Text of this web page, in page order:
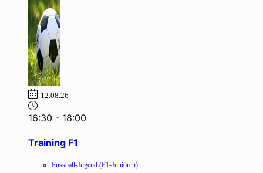
12.08.26
16:30 - 18:00
Training F1
Fussball-Jugend (F1-Junioren)